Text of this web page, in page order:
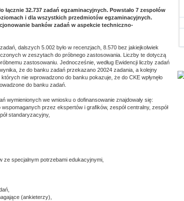
łącznie 32.737 zadań egzaminacyjnych. Powstało 7 zespołów
i dla wszystkich przedmiotów egzaminacyjnych.
banków zadań w aspekcie techniczno-
dalszych 5.002 było w recenzjach, 8.570 bez jakiejkolwiek
w zeszytach do próbnego zastosowania. Liczby te dotyczą
zastosowaniu. Jednocześnie, według Ewidencji liczby zadań
że do banku zadań przekazano 20024 zadania, a kolejny
nie wprowadzono do banku pokazuje, że do CKE wpłynęło
do banku zadań.
wymienionych we wniosku o dofinansowanie znajdowały się:
przez ekspertów i grafików, zespół centralny, zespół
standaryzacyjny,
specjalnym potrzebami edukacyjnymi,
(ankieterzy),